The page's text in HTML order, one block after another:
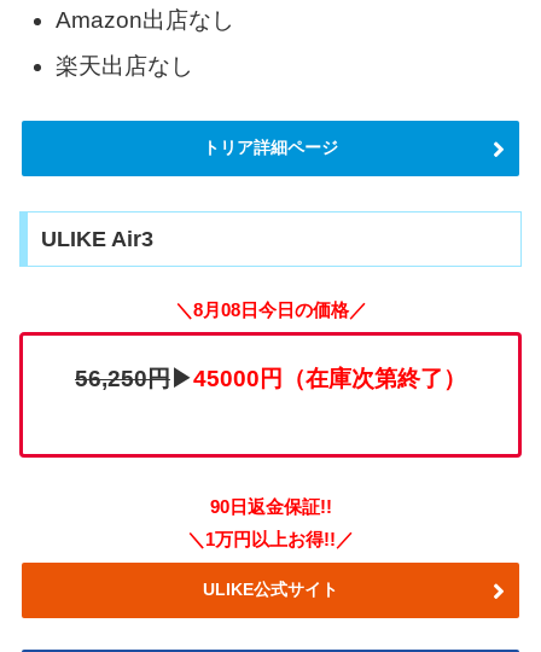
Amazon出店なし
楽天出店なし
トリア詳細ページ
ULIKE Air3
＼8月08日今日の価格／
56,250円▶45000円（在庫次第終了）
90日返金保証!!
＼1万円以上お得!!／
ULIKE公式サイト